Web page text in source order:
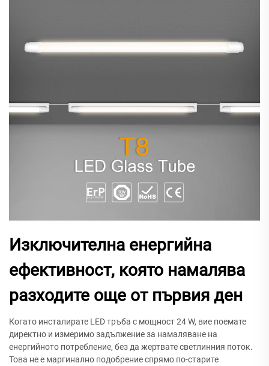
Изключителна енергийна
ефективност, която намалява
разходите още от първия ден
Когато инсталирате LED тръба с мощност 24 W, вие поемате
директно и измеримо задължение за намаляване на
енергийното потребление, без да жертвате светлинния поток.
Това не е маргинално подобрение спрямо по-старите